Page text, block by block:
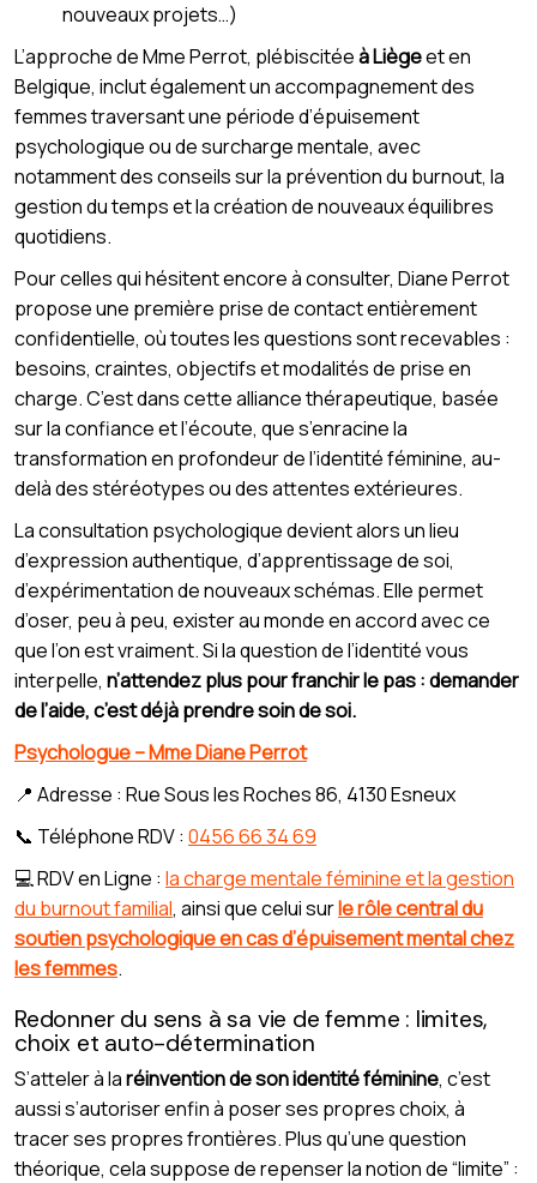
nouveaux projets…)
L’approche de Mme Perrot, plébiscitéeà Liègeet en
Belgique, inclut également un accompagnement des
femmes traversant une période d’épuisement
psychologique ou de surcharge mentale, avec
notamment des conseils sur la prévention du burnout, la
gestion du temps et la création de nouveaux équilibres
quotidiens.
Pour celles qui hésitent encore à consulter, Diane Perrot
propose une première prise de contact entièrement
confidentielle, où toutes les questions sont recevables :
besoins, craintes, objectifs et modalités de prise en
charge. C’est dans cette alliance thérapeutique, basée
sur la confiance et l’écoute, que s’enracine la
transformation en profondeur de l’identité féminine, au-
delà des stéréotypes ou des attentes extérieures.
La consultation psychologique devient alors un lieu
d’expression authentique, d’apprentissage de soi,
d’expérimentation de nouveaux schémas. Elle permet
d’oser, peu à peu, exister au monde en accord avec ce
que l’on est vraiment. Si la question de l’identité vous
interpelle, n’attendez plus pour franchir le pas : demander
de l’aide, c’est déjà prendre soin de soi.
Psychologue – Mme Diane Perrot
📍 Adresse : Rue Sous les Roches 86, 4130 Esneux
📞 Téléphone RDV : 0456 66 34 69
💻 RDV en Ligne : la charge mentale féminine et la gestion
du burnout familial, ainsi que celui surle rôle central du
soutien psychologique en cas d’épuisement mental chez
les femmes.
Redonner du sens à sa vie de femme : limites,
choix et auto-détermination
S’atteler à laréinvention de son identité féminine, c’est
aussi s’autoriser enfin à poser ses propres choix, à
tracer ses propres frontières. Plus qu’une question
théorique, cela suppose de repenser la notion de “limite” :